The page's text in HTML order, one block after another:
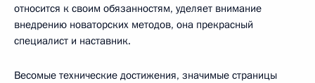
относится к своим обязанностям, уделяет внимание
внедрению новаторских методов, она прекрасный
специалист и наставник.
Весомые технические достижения, значимые страницы